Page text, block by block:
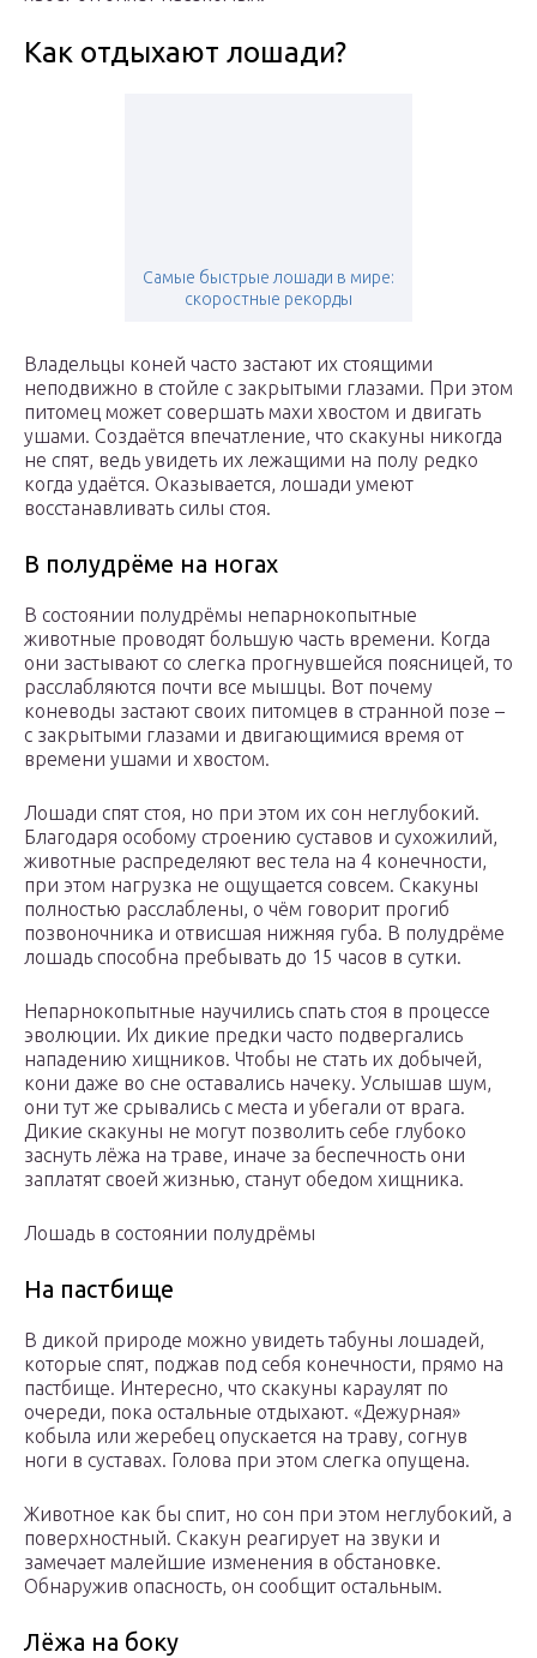
Как отдыхают лошади?
Самые быстрые лошади в мире:
скоростные рекорды
Владельцы коней часто застают их стоящими
неподвижно в стойле с закрытыми глазами. При этом
питомец может совершать махи хвостом и двигать
ушами. Создаётся впечатление, что скакуны никогда
не спят, ведь увидеть их лежащими на полу редко
когда удаётся. Оказывается, лошади умеют
восстанавливать силы стоя.
В полудрёме на ногах
В состоянии полудрёмы непарнокопытные
животные проводят большую часть времени. Когда
они застывают со слегка прогнувшейся поясницей, то
расслабляются почти все мышцы. Вот почему
коневоды застают своих питомцев в странной позе –
с закрытыми глазами и двигающимися время от
времени ушами и хвостом.
Лошади спят стоя, но при этом их сон неглубокий.
Благодаря особому строению суставов и сухожилий,
животные распределяют вес тела на 4 конечности,
при этом нагрузка не ощущается совсем. Скакуны
полностью расслаблены, о чём говорит прогиб
позвоночника и отвисшая нижняя губа. В полудрёме
лошадь способна пребывать до 15 часов в сутки.
Непарнокопытные научились спать стоя в процессе
эволюции. Их дикие предки часто подвергались
нападению хищников. Чтобы не стать их добычей,
кони даже во сне оставались начеку. Услышав шум,
они тут же срывались с места и убегали от врага.
Дикие скакуны не могут позволить себе глубоко
заснуть лёжа на траве, иначе за беспечность они
заплатят своей жизнью, станут обедом хищника.
Лошадь в состоянии полудрёмы
На пастбище
В дикой природе можно увидеть табуны лошадей,
которые спят, поджав под себя конечности, прямо на
пастбище. Интересно, что скакуны караулят по
очереди, пока остальные отдыхают. «Дежурная»
кобыла или жеребец опускается на траву, согнув
ноги в суставах. Голова при этом слегка опущена.
Животное как бы спит, но сон при этом неглубокий, а
поверхностный. Скакун реагирует на звуки и
замечает малейшие изменения в обстановке.
Обнаружив опасность, он сообщит остальным.
Лёжа на боку